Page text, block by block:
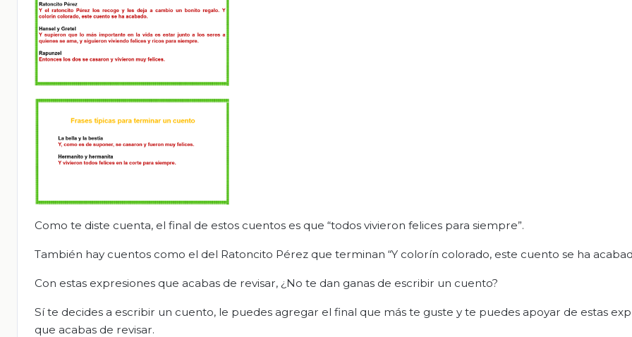
Como te diste cuenta, el final de estos cuentos es que “todos vivieron felices para siempre”.
También hay cuentos como el del Ratoncito Pérez que terminan “Y colorín colorado, este cuento se ha
Con estas expresiones que acabas de revisar, ¿No te dan ganas de escribir un cuento?
Sí te decides a escribir un cuento, le puedes agregar el final que más te guste y te puedes apoyar de estas
que acabas de revisar.